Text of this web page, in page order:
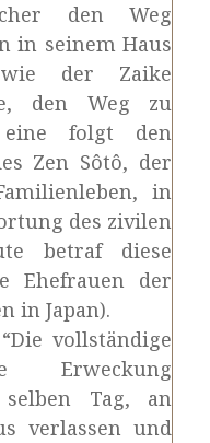
den Weg
in seinem Haus
der Zaike
den Weg zu
folgt den
Zen Sôtô, der
in
des zivilen
betraf diese
Ehefrauen der
in Japan).
vollständige
Erweckung
Tag, an
verlassen und